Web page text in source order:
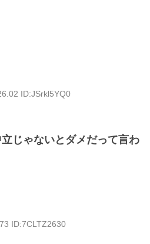
ID:JSrkl5YQ0
じゃないとダメだって言わ
ID:7CLTZ2630